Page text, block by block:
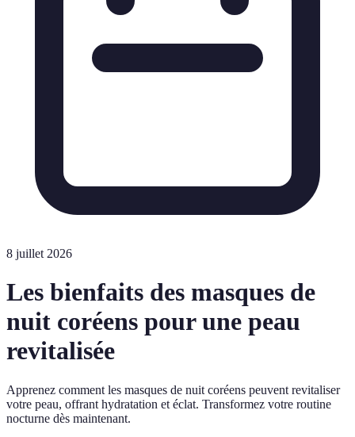
8 juillet 2026
Les bienfaits des masques de
nuit coréens pour une peau
revitalisée
Apprenez comment les masques de nuit coréens peuvent revitaliser
votre peau, offrant hydratation et éclat. Transformez votre routine
nocturne dès maintenant.